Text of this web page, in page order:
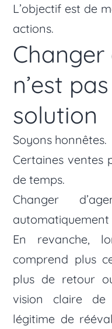
L’objectif est de
actions.
Changer
n’est
solution
Soyons honnêtes.
Certaines ventes
de temps.
Changer
automatiquement
En revanche,
comprend plus
plus de retour
vision claire
légitime de